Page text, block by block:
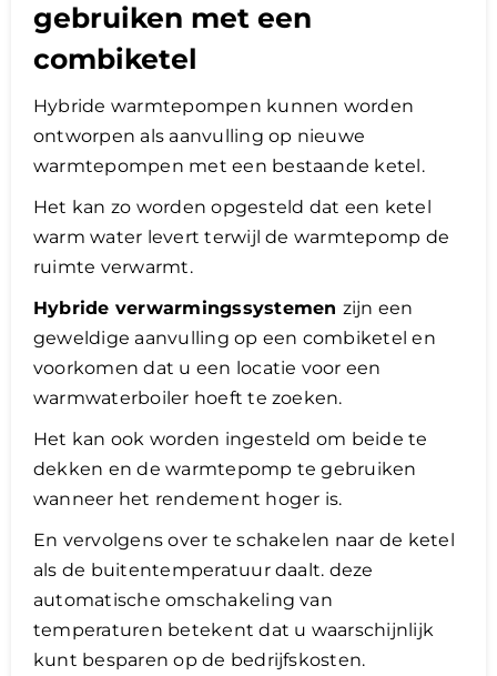
gebruiken met een
combiketel
Hybride warmtepompen kunnen worden
ontworpen als aanvulling op nieuwe
warmtepompen met een bestaande ketel.
Het kan zo worden opgesteld dat een ketel
warm water levert terwijl de warmtepomp de
ruimte verwarmt.
Hybride verwarmingssystemen zijn een
geweldige aanvulling op een combiketel en
voorkomen dat u een locatie voor een
warmwaterboiler hoeft te zoeken.
Het kan ook worden ingesteld om beide te
dekken en de warmtepomp te gebruiken
wanneer het rendement hoger is.
En vervolgens over te schakelen naar de ketel
als de buitentemperatuur daalt. deze
automatische omschakeling van
temperaturen betekent dat u waarschijnlijk
kunt besparen op de bedrijfskosten.